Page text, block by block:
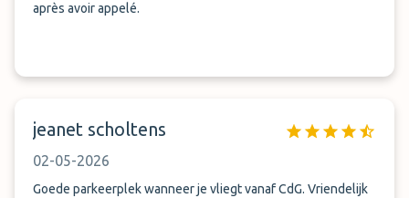
après avoir appelé.
jeanet scholtens
02-05-2026
Goede parkeerplek wanneer je vliegt vanaf CdG. Vriendelijk